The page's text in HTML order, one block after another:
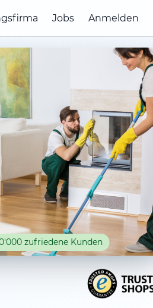
Jobs Anmelden
zufriedene Kunden